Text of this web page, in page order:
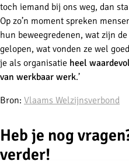
toch iemand bij ons weg, dan
Op zo’n moment spreken
hun beweegredenen, wat zijn
gelopen, wat vonden ze wel
je als organisatie heel
van werkbaar werk.’
Bron: Vlaams Welzijnsverbond
Heb je nog
verder!